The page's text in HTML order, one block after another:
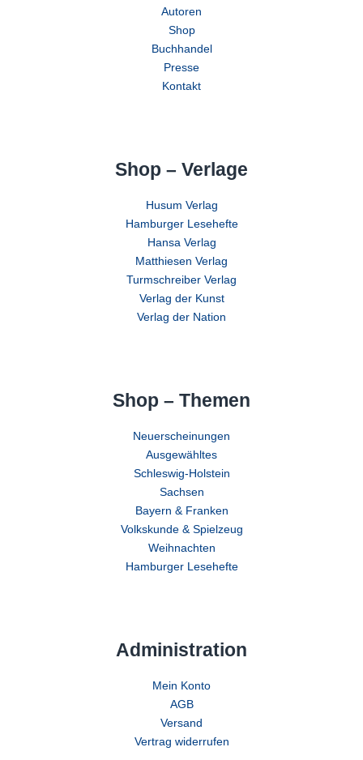
Autoren
Shop
Buchhandel
Presse
Kontakt
Shop – Verlage
Husum Verlag
Hamburger Lesehefte
Hansa Verlag
Matthiesen Verlag
Turmschreiber Verlag
Verlag der Kunst
Verlag der Nation
Shop – Themen
Neuerscheinungen
Ausgewähltes
Schleswig-Holstein
Sachsen
Bayern & Franken
Volkskunde & Spielzeug
Weihnachten
Hamburger Lesehefte
Administration
Mein Konto
AGB
Versand
Vertrag widerrufen